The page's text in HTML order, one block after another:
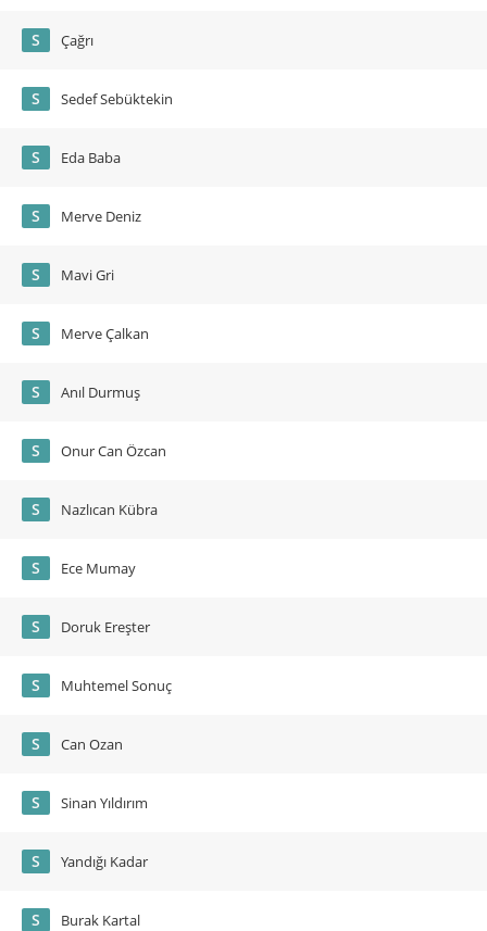
S Çağrı
S Sedef Sebüktekin
S Eda Baba
S Merve Deniz
S Mavi Gri
S Merve Çalkan
S Anıl Durmuş
S Onur Can Özcan
S Nazlıcan Kübra
S Ece Mumay
S Doruk Ereşter
S Muhtemel Sonuç
S Can Ozan
S Sinan Yıldırım
S Yandığı Kadar
S Burak Kartal